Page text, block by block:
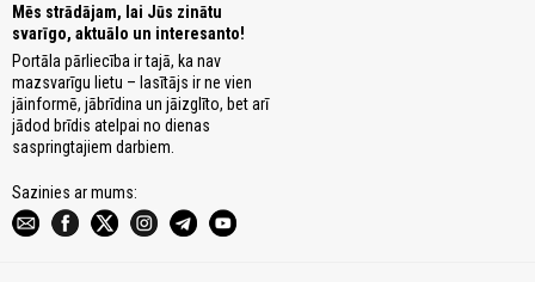
Mēs strādājam, lai Jūs zinātu
svarīgo, aktuālo un interesanto!
Portāla pārliecība ir tajā, ka nav
mazsvarīgu lietu – lasītājs ir ne vien
jāinformē, jābrīdina un jāizglīto, bet arī
jādod brīdis atelpai no dienas
saspringtajiem darbiem.
Sazinies ar mums: